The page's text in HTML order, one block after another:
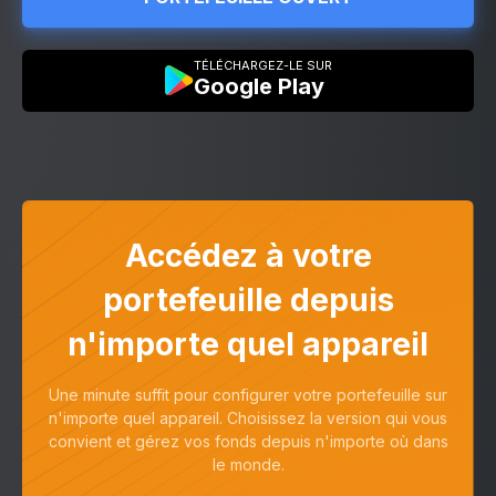
TÉLÉCHARGEZ-LE SUR
Google Play
Accédez à votre
portefeuille depuis
n'importe quel appareil
Une minute suffit pour configurer votre portefeuille sur
n'importe quel appareil. Choisissez la version qui vous
convient et gérez vos fonds depuis n'importe où dans
le monde.